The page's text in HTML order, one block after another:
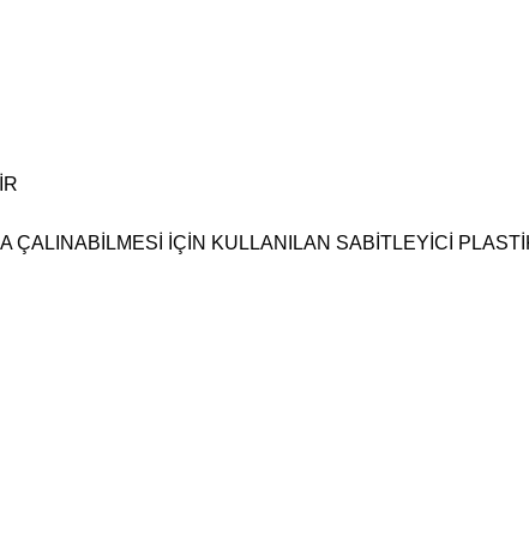
ÇALINABİLMESİ İÇİN KULLANILAN SABİTLEYİCİ